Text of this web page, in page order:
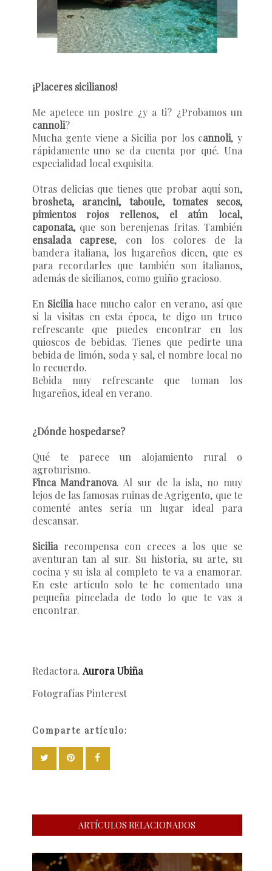
¡Placeres sicilianos!
Me apetece un postre ¿y a ti? ¿Probamos un
cannoli?
Mucha gente viene a Sicilia por los cannoli, y
rápidamente uno se da cuenta por qué. Una
especialidad local exquisita.
Otras delicias que tienes que probar aquí son,
brosheta, arancini, taboule, tomates secos,
pimientos rojos rellenos, el atún local,
caponata,que son berenjenas fritas. También
ensalada caprese, con los colores de la
bandera italiana, los lugareños dicen, que es
para recordarles que también son italianos,
además de sicilianos, como guiño gracioso.
En Sicilia hace mucho calor en verano, así que
si la visitas en esta época, te digo un truco
refrescante que puedes encontrar en los
quioscos de bebidas. Tienes que pedirte una
bebida de limón, soda y sal, el nombre local no
lo recuerdo.
Bebida muy refrescante que toman los
lugareños, ideal en verano.
¿Dónde hospedarse?
Qué te parece un alojamiento rural o
agroturismo.
Finca Mandranova. Al sur de la isla, no muy
lejos de las famosas ruinas de Agrigento, que te
comenté antes sería un lugar ideal para
descansar.
Sicilia recompensa con creces a los que se
aventuran tan al sur. Su historia, su arte, su
cocina y su isla al completo te va a enamorar.
En este artículo solo te he comentado una
pequeña pincelada de todo lo que te vas a
encontrar.
Redactora. Aurora Ubiña
Fotografías Pinterest
Comparte artículo:
ARTÍCULOS RELACIONADOS